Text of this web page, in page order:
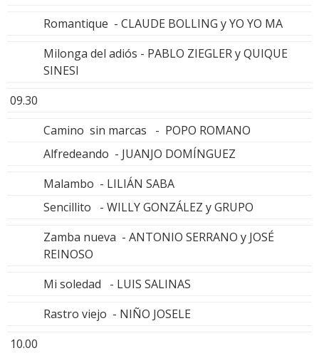
Romantique - CLAUDE BOLLING y YO YO MA
Milonga del adiós - PABLO ZIEGLER y QUIQUE
SINESI
09.30
Camino sin marcas - POPO ROMANO
Alfredeando - JUANJO DOMÍNGUEZ
Malambo - LILIÁN SABA
Sencillito - WILLY GONZÁLEZ y GRUPO
Zamba nueva - ANTONIO SERRANO y JOSÉ
REINOSO
Mi soledad - LUIS SALINAS
Rastro viejo - NIÑO JOSELE
10.00